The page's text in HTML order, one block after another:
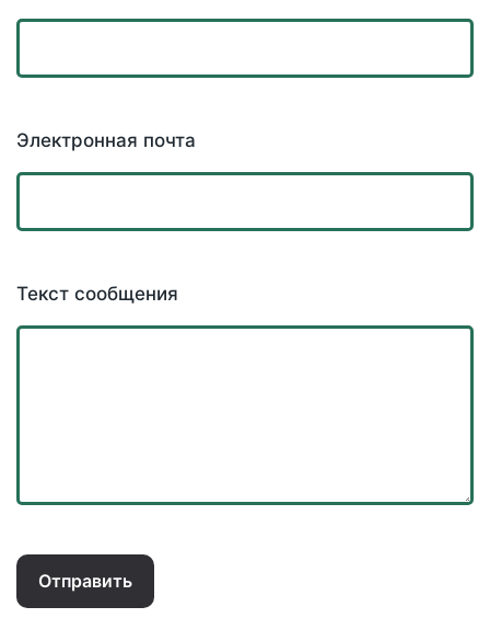
Электронная почта
Текст сообщения
Отправить